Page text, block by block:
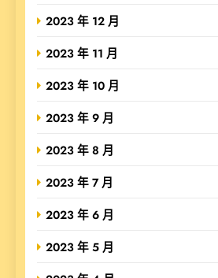
2023 年 12 月
2023 年 11 月
2023 年 10 月
2023 年 9 月
2023 年 8 月
2023 年 7 月
2023 年 6 月
2023 年 5 月